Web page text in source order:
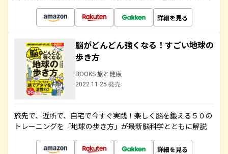
詳細を見る
脳がどんどん強くなる！すごい地球の
歩き方
BOOKS 旅と健康
2022.11.25 発売
旅先で、近所で、自宅で今すぐ実践！楽しく脳を鍛える５０の
トレーニングを「地球の歩き方」が最新脳科学とともに解説
詳細を見る